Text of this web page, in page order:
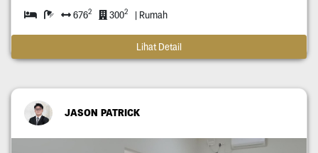
6762 3002 | Rumah
Lihat Detail
JASON PATRICK